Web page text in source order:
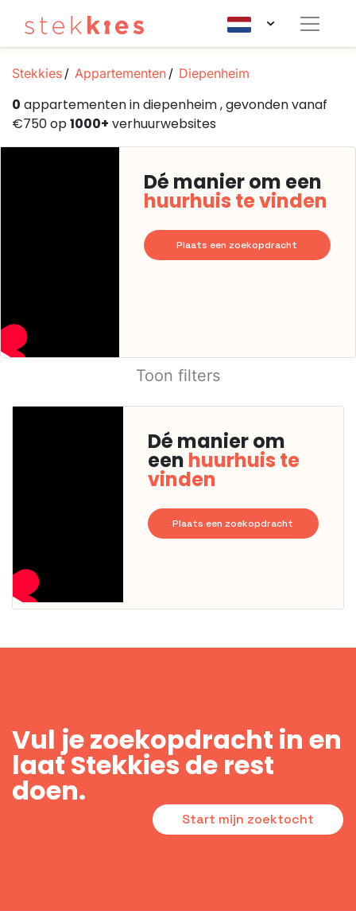
Stekkies Appartementen Diepenheim
0 appartementen in diepenheim , gevonden vanaf
€750 op1000+ verhuurwebsites
Dé manier om een
huurhuis te vinden
Plaats een zoekopdracht
Toon filters
Dé manier om
een huurhuis te
vinden
Plaats een zoekopdracht
Vul je zoekopdracht in en
laat Stekkies de rest
doen.
Start mijn zoektocht